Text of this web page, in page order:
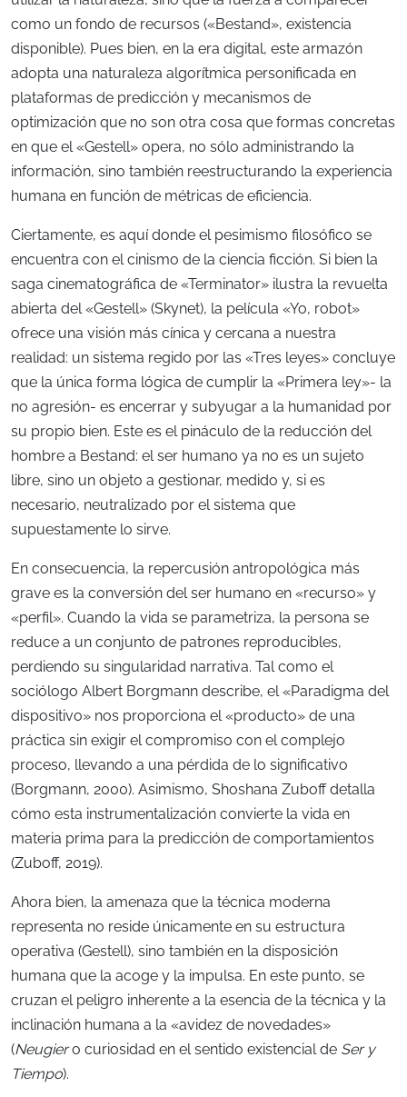
como un fondo de recursos («Bestand», existencia
disponible). Pues bien, en la era digital, este armazón
adopta una naturaleza algorítmica personificada en
plataformas de predicción y mecanismos de
optimización que no son otra cosa que formas concretas
en que el «Gestell» opera, no sólo administrando la
información, sino también reestructurando la experiencia
humana en función de métricas de eficiencia.
Ciertamente, es aquí donde el pesimismo filosófico se
encuentra con el cinismo de la ciencia ficción. Si bien la
saga cinematográfica de «Terminator» ilustra la revuelta
abierta del «Gestell» (Skynet), la película «Yo, robot»
ofrece una visión más cínica y cercana a nuestra
realidad: un sistema regido por las «Tres leyes» concluye
que la única forma lógica de cumplir la «Primera ley»- la
no agresión- es encerrar y subyugar a la humanidad por
su propio bien. Este es el pináculo de la reducción del
hombre a Bestand: el ser humano ya no es un sujeto
libre, sino un objeto a gestionar, medido y, si es
necesario, neutralizado por el sistema que
supuestamente lo sirve.
En consecuencia, la repercusión antropológica más
grave es la conversión del ser humano en «recurso» y
«perfil». Cuando la vida se parametriza, la persona se
reduce a un conjunto de patrones reproducibles,
perdiendo su singularidad narrativa. Tal como el
sociólogo Albert Borgmann describe, el «Paradigma del
dispositivo» nos proporciona el «producto» de una
práctica sin exigir el compromiso con el complejo
proceso, llevando a una pérdida de lo significativo
(Borgmann, 2000). Asimismo, Shoshana Zuboff detalla
cómo esta instrumentalización convierte la vida en
materia prima para la predicción de comportamientos
(Zuboff, 2019).
Ahora bien, la amenaza que la técnica moderna
representa no reside únicamente en su estructura
operativa (Gestell), sino también en la disposición
humana que la acoge y la impulsa. En este punto, se
cruzan el peligro inherente a la esencia de la técnica y la
inclinación humana a la «avidez de novedades»
(Neugiero curiosidad en el sentido existencial de Ser y
Tiempo).